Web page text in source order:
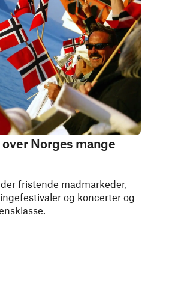
Norges mange
fristende madmarkeder,
og koncerter og